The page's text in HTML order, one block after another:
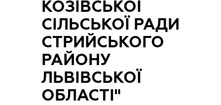
КОЗІВСЬКОЇ
СІЛЬСЬКОЇ РАДИ
СТРИЙСЬКОГО
РАЙОНУ
ЛЬВІВСЬКОЇ
ОБЛАСТІ"